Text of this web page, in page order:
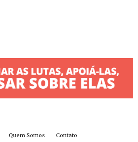
Quem Somos Contato